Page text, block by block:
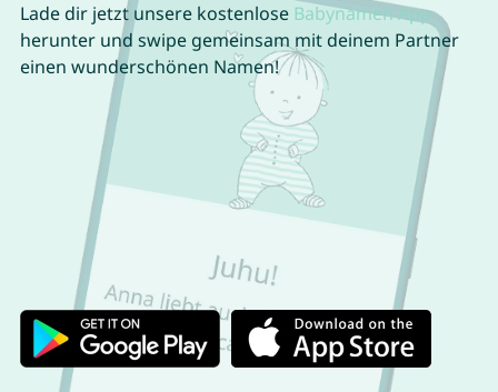
Lade dir jetzt unsere kostenlose Babynamen App
herunter und swipe gemeinsam mit deinem Partner
einen wunderschönen Namen!